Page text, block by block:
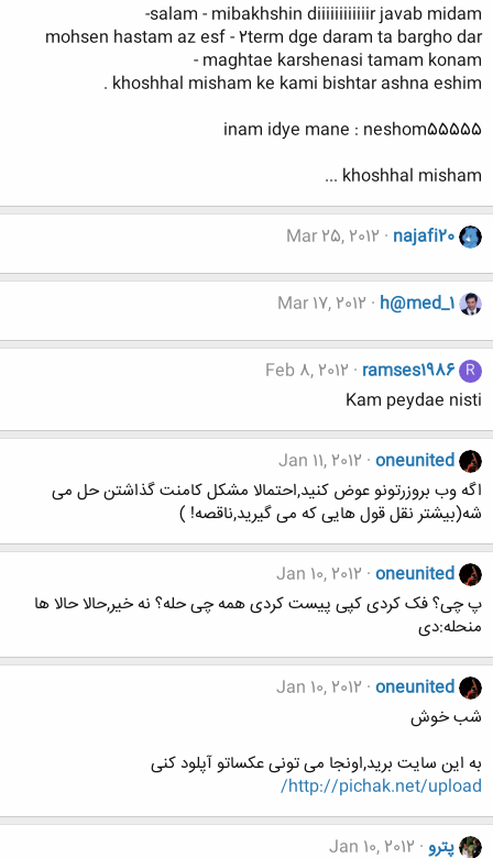
salam - mibakhshin diiiiiiiiiiiir javab midam-
mohsen hastam az esf - 2term dge daram ta bargho dar
maghtae karshenasi tamam konam -
khoshhal misham ke kami bishtar ashna eshim .
inam idye mane : neshom55555
khoshhal misham ...
najafi20
Mar 25, 2012
h@med_1
Mar 17, 2012
R
ramses1986
Feb 8, 2012
Kam peydae nisti
oneunited
Jan 11, 2012
اگه وب بروزرتونو عوض کنید,احتمالا مشکل کامنت گذاشتن حل می
شه(بیشتر نقل قول هایی که می گیرید,ناقصه! )
oneunited
Jan 10, 2012
پ چی؟ فک کردی کپی پیست کردی همه چی حله؟ نه خیر,حالا حالا ها
منحله:دی
oneunited
Jan 10, 2012
شب خوش
به این سایت برید,اونجا می تونی عکساتو آپلود کنی
http://pichak.net/upload/
پترو Jan 10, 2012